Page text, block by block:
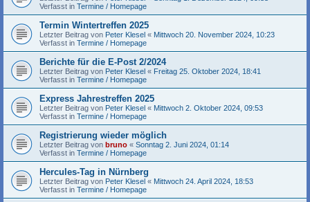
Verfasst in Termine / Homepage
Termin Wintertreffen 2025
Letzter Beitrag von Peter Klesel « Mittwoch 20. November 2024, 10:23
Verfasst in Termine / Homepage
Berichte für die E-Post 2/2024
Letzter Beitrag von Peter Klesel « Freitag 25. Oktober 2024, 18:41
Verfasst in Termine / Homepage
Express Jahrestreffen 2025
Letzter Beitrag von Peter Klesel « Mittwoch 2. Oktober 2024, 09:53
Verfasst in Termine / Homepage
Registrierung wieder möglich
Letzter Beitrag von bruno « Sonntag 2. Juni 2024, 01:14
Verfasst in Termine / Homepage
Hercules-Tag in Nürnberg
Letzter Beitrag von Peter Klesel « Mittwoch 24. April 2024, 18:53
Verfasst in Termine / Homepage